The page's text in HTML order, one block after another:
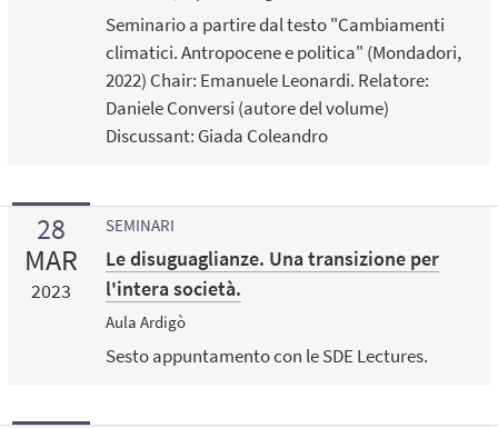
Seminario a partire dal testo "Cambiamenti
climatici. Antropocene e politica" (Mondadori,
2022) Chair: Emanuele Leonardi. Relatore:
Daniele Conversi (autore del volume)
Discussant: Giada Coleandro
28
MAR
2023
SEMINARI
Le disuguaglianze. Una transizione per
l'intera società.
Aula Ardigò
Sesto appuntamento con le SDE Lectures.